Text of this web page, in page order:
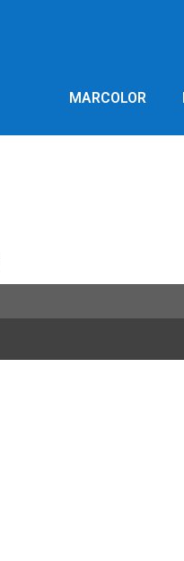
MARCOLOR